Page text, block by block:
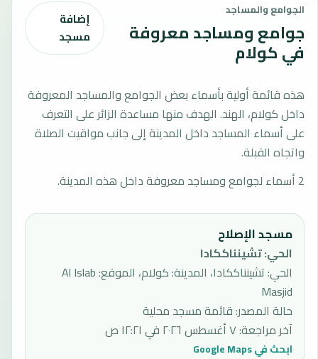
الجوامع والمساجد
جوامع ومساجد معروفة
في كولام
إضافة
مسجد
هذه قائمة أولية بأسماء بعض الجوامع والمساجد المعروفة
داخل كولام، الهند. الهدف منها مساعدة الزائر على التعرف
على أسماء المساجد داخل المدينة إلى جانب مواقيت الصلاة
واتجاه القبلة.
2 أسماء لجوامع ومساجد معروفة داخل هذه المدينة.
مسجد الإصلاح
الحي:تشينناككادا
الحي: تشينناككادا، المدينة: كولام، الموقع: Al Islab
Masjid
حالة المصدر:قائمة مسجد محلية
آخر مراجعة:٧ أغسطس ٢٠٢٦ في ١٢:٢١ ص
ابحث في Google Maps